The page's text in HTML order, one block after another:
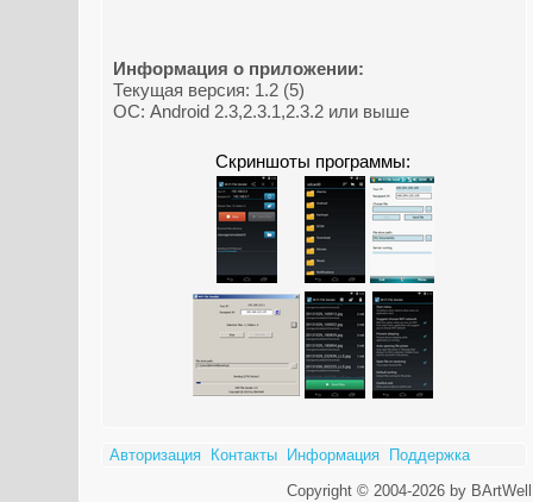
Информация о приложении:
Текущая версия: 1.2 (5)
ОС: Android 2.3,2.3.1,2.3.2 или выше
Скриншоты программы:
Авторизация Контакты Информация
Поддержка
Copyright © 2004-2026 by BArtWell